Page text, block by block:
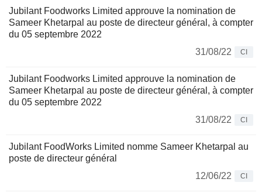
Jubilant Foodworks Limited approuve la nomination de
Sameer Khetarpal au poste de directeur général, à compter
du 05 septembre 2022
31/08/22
CI
Jubilant Foodworks Limited approuve la nomination de
Sameer Khetarpal au poste de directeur général, à compter
du 05 septembre 2022
31/08/22
CI
Jubilant FoodWorks Limited nomme Sameer Khetarpal au
poste de directeur général
12/06/22
CI